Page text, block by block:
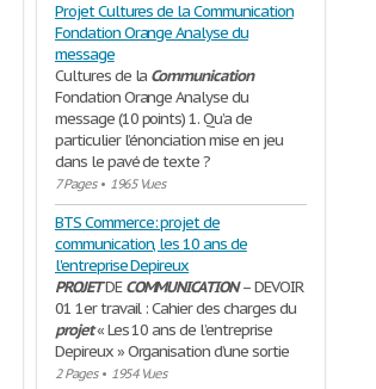
Projet Cultures de la Communication
Fondation Orange Analyse du
message
Cultures de la Communication
Fondation Orange Analyse du
message (10 points) 1. Qu’a de
particulier l’énonciation mise en jeu
dans le pavé de texte ?
7 Pages• 1965 Vues
BTS Commerce: projet de
communication, les 10 ans de
l'entreprise Depireux
PROJETDECOMMUNICATION– DEVOIR
01 1er travail : Cahier des charges du
projet« Les 10 ans de l’entreprise
Depireux » Organisation d’une sortie
2 Pages• 1954 Vues